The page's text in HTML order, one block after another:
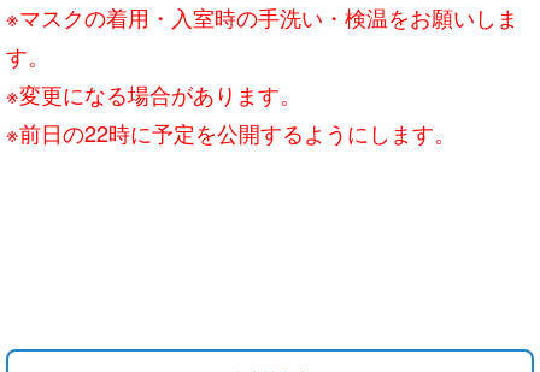
※マスクの着用・入室時の手洗い・検温をお願いしま
す。
※変更になる場合があります。
※前日の22時に予定を公開するようにします。